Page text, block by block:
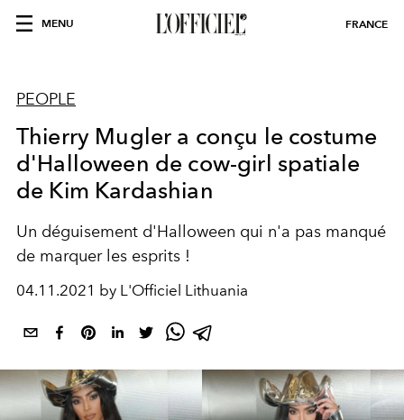
MENU FRANCE
PEOPLE
Thierry Mugler a conçu le costume
d'Halloween de cow-girl spatiale
de Kim Kardashian
Un déguisement d'Halloween qui n'a pas manqué
de marquer les esprits !
04.11.2021 by L'Officiel Lithuania